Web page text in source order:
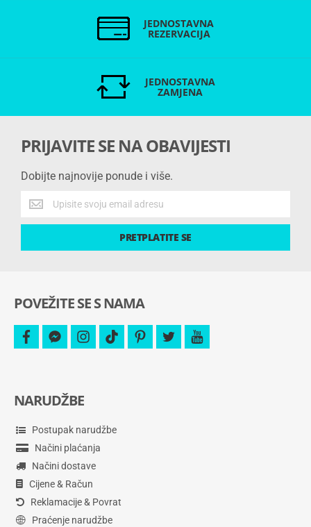
JEDNOSTAVNA
REZERVACIJA
JEDNOSTAVNA
ZAMJENA
PRIJAVITE SE NA OBAVIJESTI
Dobijte najnovije ponude i više.
Dobijte
najnovije
ponude
PRETPLATITE SE
POVEŽITE SE S NAMA
facebookfacebook-
messenger
instagram
tiktokpinterest
twitteryoutube
NARUDŽBE
Postupak narudžbe
Načini plaćanja
Načini dostave
Cijene & Račun
Reklamacije & Povrat
Praćenje narudžbe